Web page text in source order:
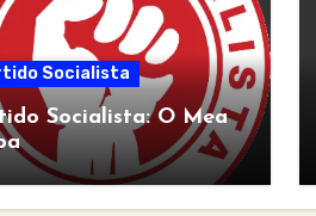
Socialista
Socialista: O Mea